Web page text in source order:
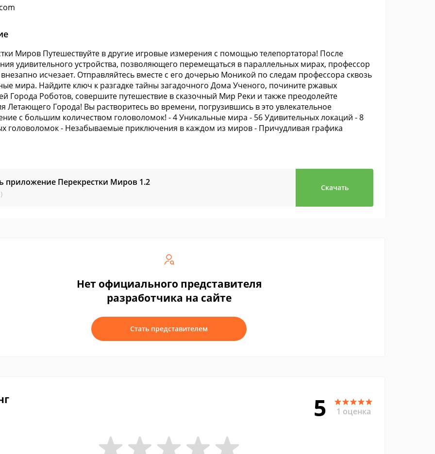
Миров Путешествуйте в другие игровые измерения с помощью телепортатора! После
удивительного устройства, позволяющего перемещаться в параллельных мирах, профессор
исчезает. Отправляйтесь вместе с его дочерью Моникой по следам профессора сквозь
мира. Найдите ключ к разгадке тайны загадочного Дома Ученого, почините ржавых
Города Роботов, совершите путешествие в сказочный Мир Реки и также преодолейте
Летающего Города! Вы растворитесь во времени, погрузившись в это увлекательное
с большим количеством головоломок! - 4 Уникальные мира - 56 Удивительных локаций - 8
головоломок - Незабываемые приключения в каждом из миров - Причудливая графика
приложение Перекрестки Миров 1.2
Скачать
Нет официального представителя
разработчика на сайте
Стать представителем
5 1 оценка